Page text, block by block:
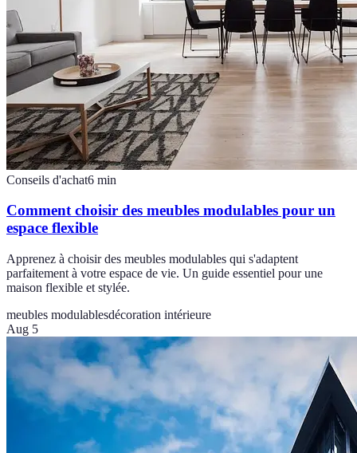
Conseils d'achat6 min
Comment choisir des meubles modulables pour un
espace flexible
Apprenez à choisir des meubles modulables qui s'adaptent
parfaitement à votre espace de vie. Un guide essentiel pour une
maison flexible et stylée.
meubles modulablesdécoration intérieure
Aug 5